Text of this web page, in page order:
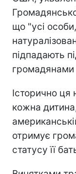
що "усі
підпадають
Історично
кожна
отримує
статусу її